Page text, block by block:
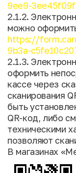
9ee9-
2.1.2.
можно
https://
9b3a-
2.1.3.
оформить
кассе через
сканирования
быть
QR-код, либо
техническими
позволяют
В магазинах